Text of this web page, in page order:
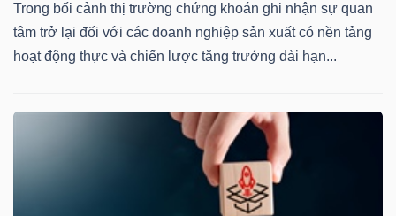
Trong bối cảnh thị trường chứng khoán ghi nhận sự quan
tâm trở lại đối với các doanh nghiệp sản xuất có nền tảng
hoạt động thực và chiến lược tăng trưởng dài hạn...
(-)
Tất cả Cổ phiếu Chỉ số Chứng chỉ quỹ
Lãnh
Người liên quan